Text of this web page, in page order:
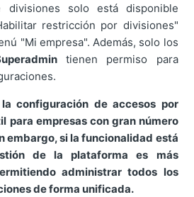
divisiones solo está disponible
restricción por divisiones"
"Mi empresa". Además, solo los
tienen permiso para
configuración de accesos por
para empresas con gran número
embargo, si la funcionalidad está
de la plataforma es más
administrar todos los
de forma unificada.